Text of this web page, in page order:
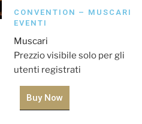
CONVENTION – MUSCARI
EVENTI
Muscari
Prezzio visibile solo per gli
utenti registrati
Buy Now